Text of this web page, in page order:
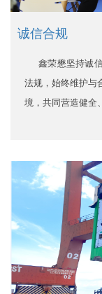
诚信合规
鑫荣懋坚持诚
法规，始终维护与
境，共同营造健全